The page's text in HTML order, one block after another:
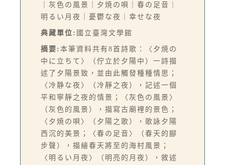
｜灰色の風景｜夕焼の唄｜春の足音｜
明るい月夜｜憂鬱な夜｜幸せな夜
典藏單位: 國立臺灣文學館
摘要: 本筆資料共有8首詩歌：〈夕焼の
中に立ちて〉（佇立於夕陽中）一詩描
述了夕陽景致，並由此觸發種種情思；
〈冷静な夜〉（冷靜之夜），記述一個
平和寧靜之夜的情景；〈灰色の風景〉
（灰色的風景），描寫古廟裡的景色；
〈夕焼の唄〉（夕陽之歌），歌詠夕陽
西沉的美景；〈春の足音〉（春天的腳
步聲），描繪春天將至的海村風景；
〈明るい月夜〉（明亮的月夜），敘述